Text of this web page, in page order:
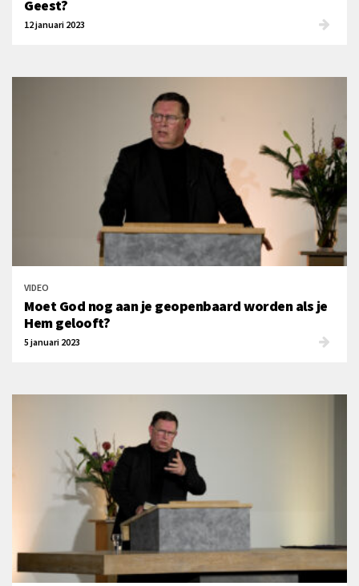
Geest?
12 januari 2023
VIDEO
Moet God nog aan je geopenbaard worden als je
Hem gelooft?
5 januari 2023